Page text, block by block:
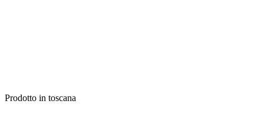
Prodotto in toscana